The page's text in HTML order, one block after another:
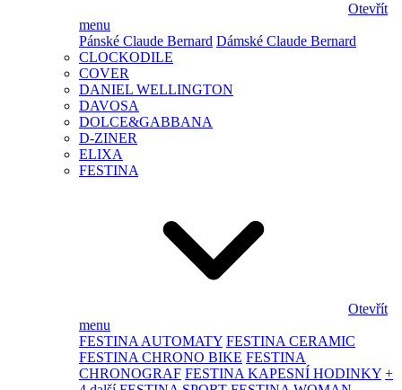
Otevřít
menu
Pánské Claude Bernard Dámské Claude Bernard
CLOCKODILE
COVER
DANIEL WELLINGTON
DAVOSA
DOLCE&GABBANA
D-ZINER
ELIXA
FESTINA
Otevřít
menu
FESTINA AUTOMATY FESTINA CERAMIC
FESTINA CHRONO BIKE FESTINA
CHRONOGRAF FESTINA KAPESNÍ HODINKY +